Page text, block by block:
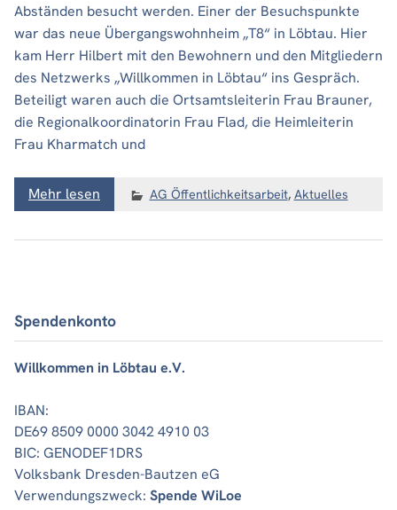
Abständen besucht werden. Einer der Besuchspunkte
war das neue Übergangswohnheim „T8“ in Löbtau. Hier
kam Herr Hilbert mit den Bewohnern und den Mitgliedern
des Netzwerks „Willkommen in Löbtau“ ins Gespräch.
Beteiligt waren auch die Ortsamtsleiterin Frau Brauner,
die Regionalkoordinatorin Frau Flad, die Heimleiterin
Frau Kharmatch und
Mehr lesen AG Öffentlichkeitsarbeit, Aktuelles
Spendenkonto
Willkommen in Löbtau e.V.
IBAN:
DE69 8509 0000 3042 4910 03
BIC: GENODEF1DRS
Volksbank Dresden-Bautzen eG
Verwendungszweck: Spende WiLoe